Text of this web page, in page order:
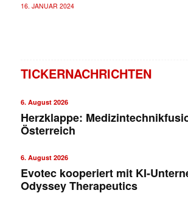
16. JANUAR 2024
TICKERNACHRICHTEN
6. August 2026
Herzklappe:
Österreich
6. August 2026
Evotec kooperiert mit KI-
Odyssey Therapeutics